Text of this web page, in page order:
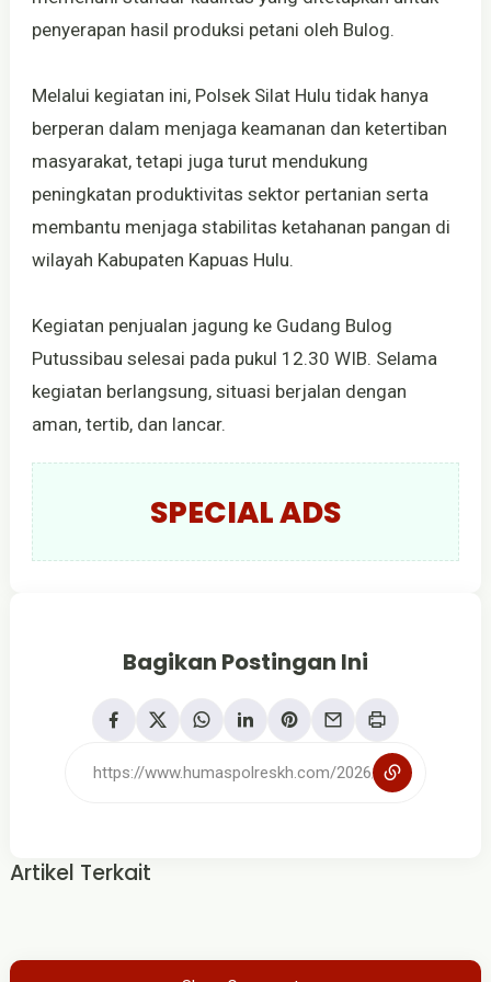
penyerapan hasil produksi petani oleh Bulog.
Melalui kegiatan ini, Polsek Silat Hulu tidak hanya
berperan dalam menjaga keamanan dan ketertiban
masyarakat, tetapi juga turut mendukung
peningkatan produktivitas sektor pertanian serta
membantu menjaga stabilitas ketahanan pangan di
wilayah Kabupaten Kapuas Hulu.
Kegiatan penjualan jagung ke Gudang Bulog
Putussibau selesai pada pukul 12.30 WIB. Selama
kegiatan berlangsung, situasi berjalan dengan
aman, tertib, dan lancar.
SPECIAL ADS
Bagikan Postingan Ini
Artikel Terkait